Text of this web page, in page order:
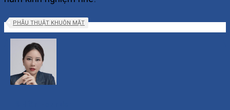
PHẪU THUẬT KHUÔN MẶT